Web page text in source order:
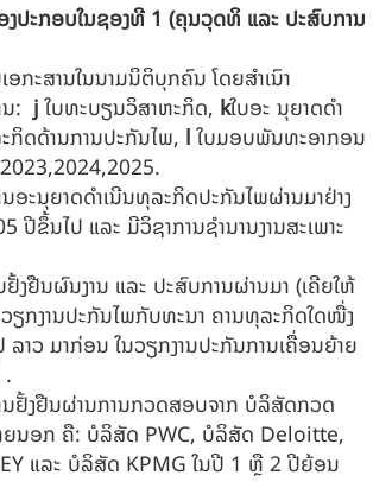
ງປະກອບໃນຊອງທີ 1 (ຄຸນວຸດທິ ແລະ ປະສົບການ
ອກະສານໃນນາມນິຕິບຸກຄົນ ໂດຍສໍາເນົາ
: jໃບທະບຽນວິສາຫະກິດ, kໃບອະ ນຸຍາດດໍາ
ກິດດ້ານການປະກັນໄພ, lໃບມອບພັນທະອາກອນ
ນອະນຸຍາດດຳເນີນທຸລະກິດປະກັນໄພຜ່ານມາຢ່າງ
ປີຂຶ້ນໄປ ແລະ ມີວິຊາການຊໍານານງານສະເພາະ
ບຢັ້ງຢືນຜົນງານ ແລະ ປະສົບການຜ່ານມາ (ເຄີຍໃຫ້
ຽກງານປະກັນໄພກັບທະນາ ຄານທຸລະກິດໃດໜື່ງ
ລາວ ມາກ່ອນ ໃນວຽກງານປະກັນການເຄື່ອນຍ້າຍ
.
ນຢັ້ງຢືນຜ່ານການກວດສອບຈາກ ບໍລິສັດກວດ
ນອກ ຄື: ບໍລິສັດ PWC, ບໍລິສັດ Deloitte,
ແລະ ບໍລິສັດ KPMG ໃນປີ 1 ຫຼື 2 ປີຍ້ອນ